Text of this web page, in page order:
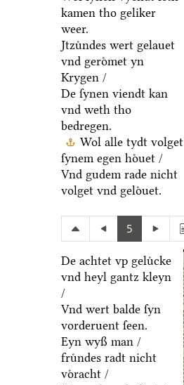
kamen tho geliker
weer.
Jtzuͤndes wert gelauet
vnd geroͤmet yn
Krygen /
De ſynen viendt kan
vnd weth tho
bedregen.
Wol alle tydt volget
ſynem egen hoͤuet /
Vnd gudem rade nicht
volget vnd geloͤuet.
5
De achtet vp geluͤcke
vnd heyl gantz kleyn
/
Vnd wert balde ſyn
vorderuent ſeen.
Eyn wyß man /
fruͤndes radt nicht
voͤracht /